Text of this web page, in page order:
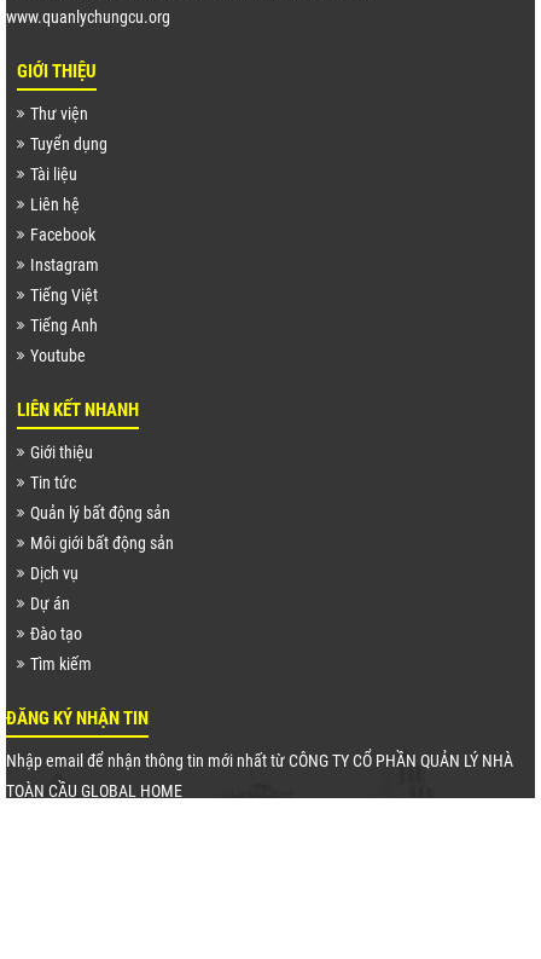
www.quanlychungcu.org
GIỚI THIỆU
Thư viện
Tuyển dụng
Tài liệu
Liên hệ
Facebook
Instagram
Tiếng Việt
Tiếng Anh
Youtube
LIÊN KẾT NHANH
Giới thiệu
Tin tức
Quản lý bất động sản
Môi giới bất động sản
Dịch vụ
Dự án
Đào tạo
Tìm kiếm
ĐĂNG KÝ NHẬN TIN
Nhập email để nhận thông tin mới nhất từ CÔNG TY CỔ PHẦN QUẢN LÝ NHÀ
TOÀN CẦU GLOBAL HOME